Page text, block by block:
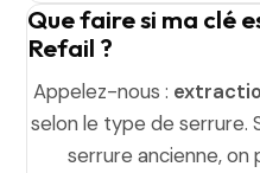
Que faire si ma clé
Refail ?
Appelez-nous :
selon le type de serrure.
serrure ancienne, on